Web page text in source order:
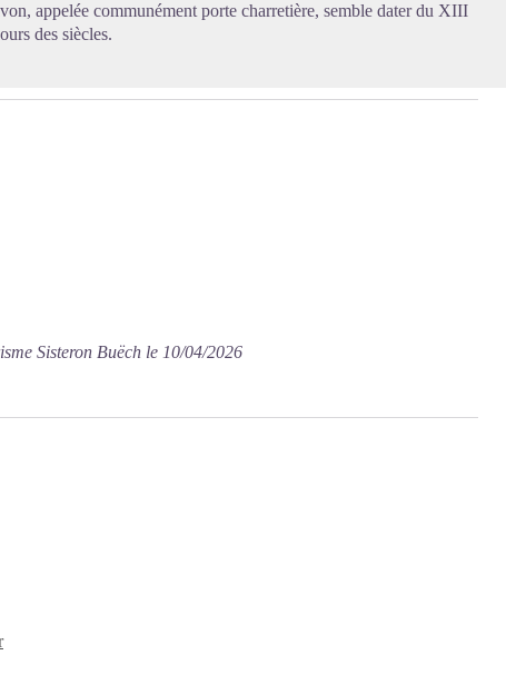
appelée communément porte charretière, semble dater du XIII
des siècles.
Sisteron Buëch le 10/04/2026